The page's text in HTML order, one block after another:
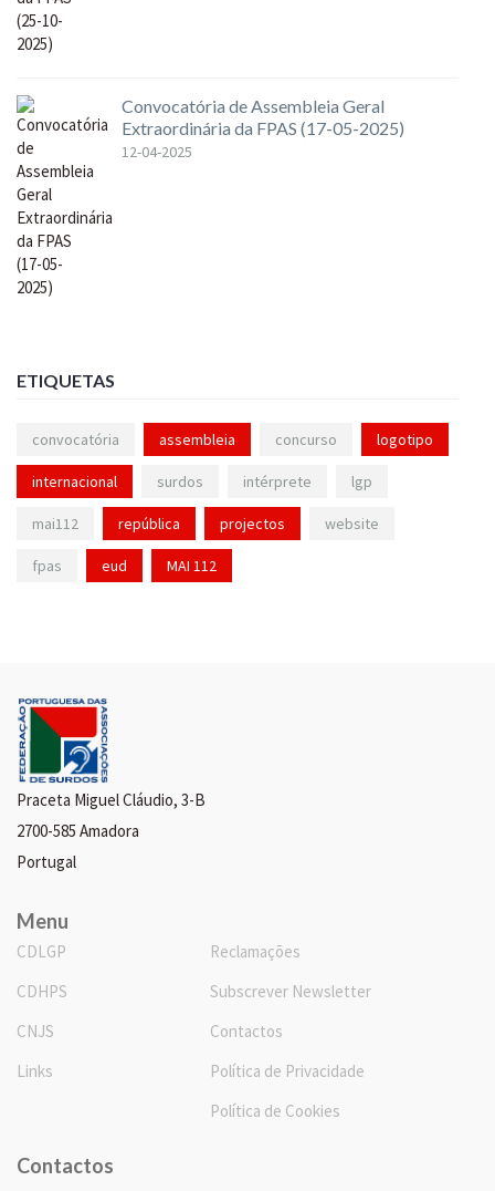
Convocatória de Assembleia Geral
Extraordinária da FPAS (17-05-2025)
12-04-2025
ETIQUETAS
convocatória assembleia concurso logotipo
internacional surdos intérprete lgp
mai112 república projectos website
fpas eud MAI 112
Praceta Miguel Cláudio, 3-B
2700-585 Amadora
Portugal
Menu
CDLGP
CDHPS
CNJS
Links
Reclamações
Subscrever Newsletter
Contactos
Política de Privacidade
Política de Cookies
Contactos